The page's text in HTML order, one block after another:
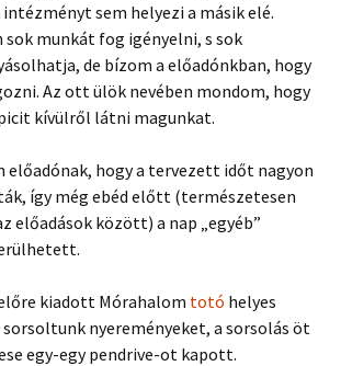
sem helyezi a másik elé.
sok munkát fog igényelni, s sok
de bízom a előadónkban, hogy
Az ott ülök nevében mondom, hogy
kívülről látni magunkat.
előadónak, hogy a tervezett időt nagyon
így még ebéd előtt (természetesen
előadások között) a nap „egyéb”
kiadott Mórahalom totó helyes
nyereményeket, a sorsolás öt
egy-egy pendrive-ot kapott.